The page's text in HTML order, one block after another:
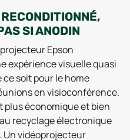
SI ANODIN
Epson
expérience visuelle quasi
soit pour le home
en visioconférence.
plus économique et bien
recyclage électronique
Un vidéoprojecteur